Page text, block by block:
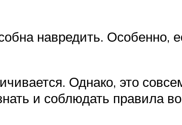
навредить. Особенно,
Однако, это
и соблюдать правила